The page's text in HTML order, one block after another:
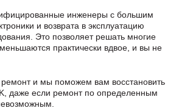
инженеры с большим
и возврата в эксплуатацию
Это позволяет решать многие
практически вдвое, и вы не
ремонт и мы поможем вам восстановить
даже если ремонт по определенным